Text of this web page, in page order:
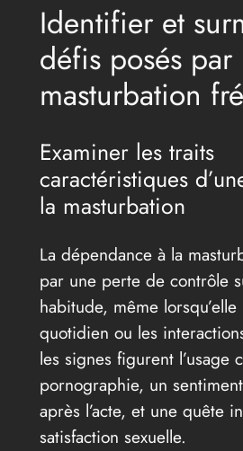
Identifier et
défis posés par
masturbation
Examiner les traits
caractéristiques
la masturbation
La dépendance à la
par une perte de contrôle
habitude, même
quotidien ou les
les signes figurent l’usage
pornographie, un
après l’acte, et une quête
satisfaction sexuelle.